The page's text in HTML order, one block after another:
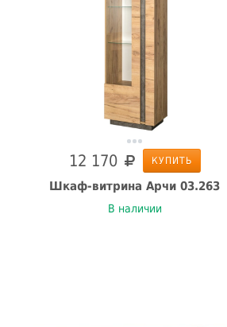
12 170 КУПИТЬ
Шкаф-витрина Арчи 03.263
В наличии